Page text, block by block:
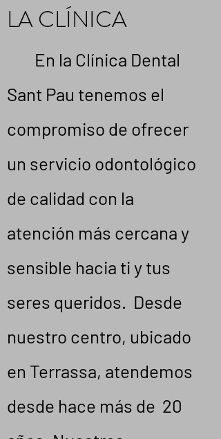
LA CLÍNICA
En la Clínica Dental
Sant Pau tenemos el
compromiso de ofrecer
un servicio odontológico
de calidad con la
atención más cercana y
sensible hacia ti y tus
seres queridos. Desde
nuestro centro, ubicado
en Terrassa, atendemos
desde hace más de 20